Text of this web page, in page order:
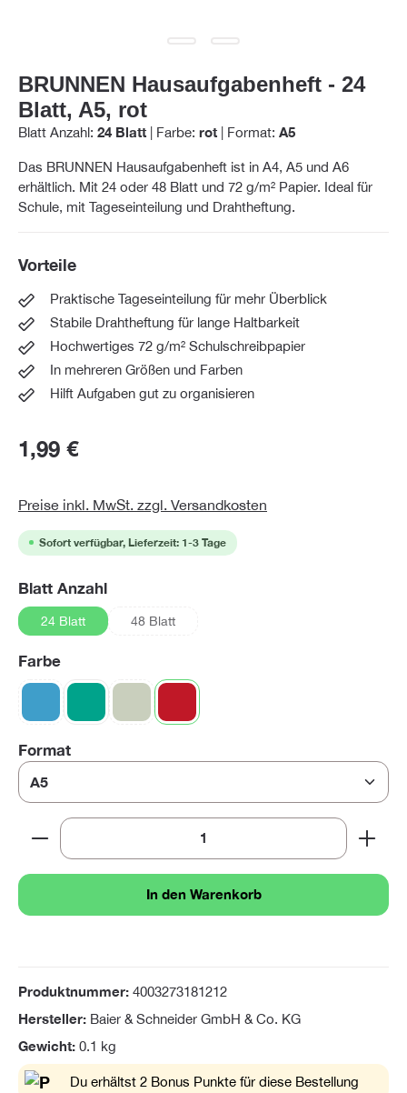
BRUNNEN Hausaufgabenheft - 24
Blatt, A5, rot
Blatt Anzahl: 24 Blatt Farbe: rot Format: A5
Das BRUNNEN Hausaufgabenheft ist in A4, A5 und A6
erhältlich. Mit 24 oder 48 Blatt und 72 g/m² Papier. Ideal für
Schule, mit Tageseinteilung und Drahtheftung.
Vorteile
Praktische Tageseinteilung für mehr Überblick
Stabile Drahtheftung für lange Haltbarkeit
Hochwertiges 72 g/m² Schulschreibpapier
In mehreren Größen und Farben
Hilft Aufgaben gut zu organisieren
1,99 €
Preise inkl. MwSt. zzgl. Versandkosten
Sofort verfügbar, Lieferzeit: 1-3 Tage
Blatt Anzahlauswählen
24 Blatt 48 Blatt
Farbeauswählen
blau
(Diese Option ist zurzeit nicht verfügbar.)
grün grüngrau
(Diese Option ist zurzeit nicht verfügbar.)
Formatauswählen
Produkt Anzahl: Gib den gewünschten Wert ein
In den Warenkorb
Produktnummer: 4003273181212
Hersteller: Baier & Schneider GmbH & Co. KG
Gewicht: 0.1 kg
Du erhältst 2 Bonus Punkte für diese Bestellung